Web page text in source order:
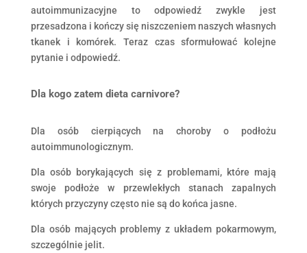
autoimmunizacyjne to odpowiedź zwykle jest
przesadzona i kończy się niszczeniem naszych własnych
tkanek i komórek. Teraz czas sformułować kolejne
pytanie i odpowiedź.
Dla kogo zatem dieta carnivore?
Dla osób cierpiących na choroby o podłożu
autoimmunologicznym.
Dla osób borykających się z problemami, które mają
swoje podłoże w przewlekłych stanach zapalnych
których przyczyny często nie są do końca jasne.
Dla osób mających problemy z układem pokarmowym,
szczególnie jelit.